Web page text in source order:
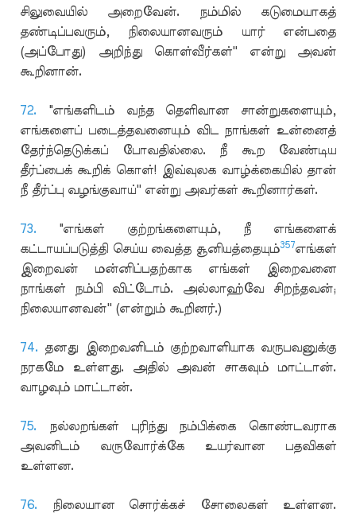
சிலுவையில் அறைவேன். நம்மில் கடுமையாகத்
தண்டிப்பவரும், நிலையானவரும் யார் என்பதை
(அப்போது) அறிந்து கொள்வீர்கள்'' என்று அவன்
கூறினான்.
72. "எங்களிடம் வந்த தெளிவான சான்றுகளையும்,
எங்களைப் படைத்தவனையும் விட நாங்கள் உன்னைத்
தேர்ந்தெடுக்கப் போவதில்லை. நீ கூற வேண்டிய
தீர்ப்பைக் கூறிக் கொள்! இவ்வுலக வாழ்க்கையில் தான்
நீ தீர்ப்பு வழங்குவாய்'' என்று அவர்கள் கூறினார்கள்.
73. "எங்கள் குற்றங்களையும், நீ எங்களைக்
கட்டாயப்படுத்தி செய்ய வைத்த சூனியத்தையும்357எங்கள்
இறைவன் மன்னிப்பதற்காக எங்கள் இறைவனை
நாங்கள் நம்பி விட்டோம். அல்லாஹ்வே சிறந்தவன்;
நிலையானவன்'' (என்றும் கூறினர்.)
74. தனது இறைவனிடம் குற்றவாளியாக வருபவனுக்கு
நரகமே உள்ளது. அதில் அவன் சாகவும் மாட்டான்.
வாழவும் மாட்டான்.
75.
நல்லறங்கள் புரிந்து நம்பிக்கை கொண்டவராக
அவனிடம் வருவோர்க்கே உயர்வான பதவிகள்
உள்ளன.
76.
நிலையான சொர்க்கச் சோலைகள் உள்ளன.